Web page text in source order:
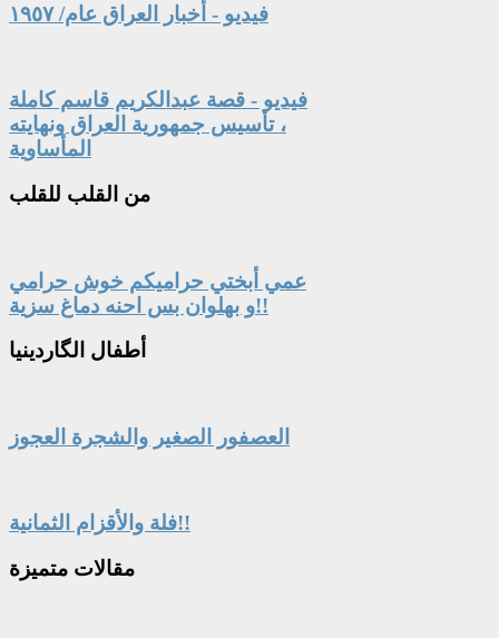
فيديو - أخبار العراق عام/ ١٩٥٧
فيديو - قصة عبدالكريم قاسم كاملة
، تأسيس جمهورية العراق ونهايته
المأساوية
من القلب للقلب
عمي أبختي حراميكم خوش حرامي
و بهلوان بس احنه دماغ سزية!!
أطفال الگاردينيا
العصفور الصغير والشجرة العجوز
فلة والأقزام الثمانية!!
مقالات متميزة